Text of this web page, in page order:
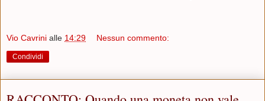
Vio Cavrini alle 14:29 Nessun commento:
Condividi